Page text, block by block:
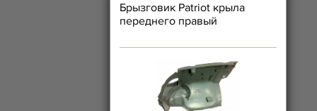
Брызговик Patriot крыла
переднего правый